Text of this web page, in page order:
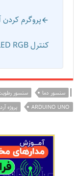
پروگرم کردن
کنترل LED RGB با بلوتوث
| سنسور دما سنسور
ARDUINO UNO
پروژه